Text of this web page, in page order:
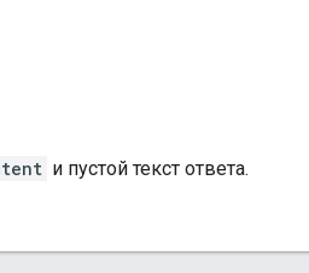
и пустой текст ответа.